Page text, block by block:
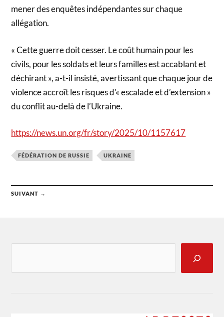
mener des enquêtes indépendantes sur chaque
allégation.
« Cette guerre doit cesser. Le coût humain pour les
civils, pour les soldats et leurs familles est accablant et
déchirant », a-t-il insisté, avertissant que chaque jour de
violence accroît les risques d’« escalade et d’extension »
du conflit au-delà de l’Ukraine.
https://news.un.org/fr/story/2025/10/1157617
FÉDÉRATION DE RUSSIE UKRAINE
SUIVANT →